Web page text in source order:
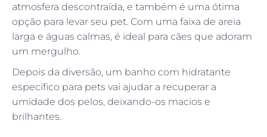
atmosfera descontraída, e também é uma ótima
opção para levar seu pet. Com uma faixa de areia
larga e águas calmas, é ideal para cães que adoram
um mergulho.
Depois da diversão, um banho com hidratante
específico para pets vai ajudar a recuperar a
umidade dos pelos, deixando-os macios e
brilhantes.